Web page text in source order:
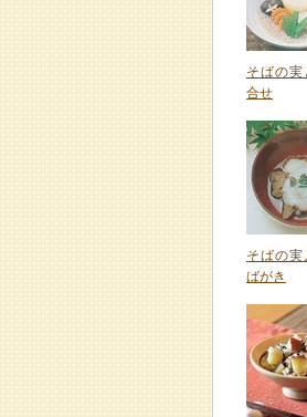
そばの実
合せ
そばの実
ばがき